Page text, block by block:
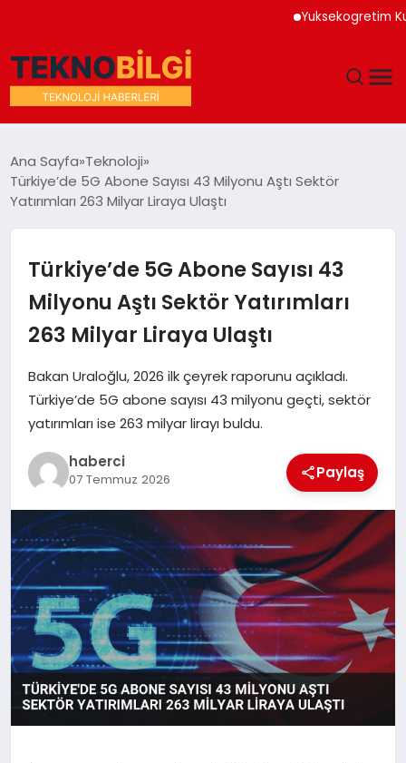
Yuksekogretim
DÜNYA
EKONOMI
MAGAZIN
SAĞLIK
SIYASET
SPOR
TEKNOLOJI
YAŞAM
Ana Sayfa Teknoloji
Türkiye’de 5G Abone Sayısı 43 Milyonu Aştı Sektör
Yatırımları 263 Milyar Liraya Ulaştı
Türkiye’de 5G Abone Sayısı 43
Milyonu Aştı Sektör Yatırımları
263 Milyar Liraya Ulaştı
Bakan Uraloğlu, 2026 ilk çeyrek raporunu açıkladı.
Türkiye’de 5G abone sayısı 43 milyonu geçti, sektör
yatırımları ise 263 milyar lirayı buldu.
haberci
07 Temmuz 2026 Paylaş